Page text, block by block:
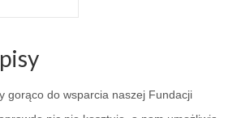
gorąco do wsparcia naszej Fundacji